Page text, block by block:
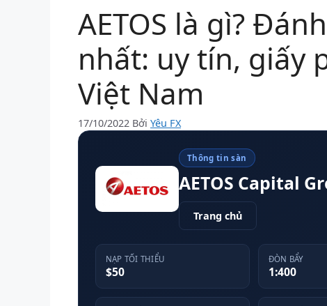
AETOS là gì?
nhất: uy tín, giấy
Việt Nam
17/10/2022 Bởi Yêu FX
Thông tin sàn
AETOS Capital
Trang chủ
NẠP TỐI THIỂU
$50
ĐÒN BẨY
1:400